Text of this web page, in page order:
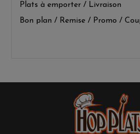
Plats à emporter / Livraison
Bon plan / Remise / Promo /